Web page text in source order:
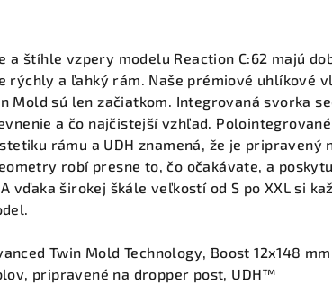
a štíhle vzpery modelu Reaction C:62 majú
rýchly a ľahký rám. Naše prémiové uhlíkové
Mold sú len začiatkom. Integrovaná svorka
a čo najčistejší vzhľad.
rámu a UDH znamená, že je pripravený
robí presne to, čo očakávate, a
vďaka širokej škále veľkostí od S po XXL si
Twin Mold Technology, Boost 12x148
pripravené na dropper post, UDH™